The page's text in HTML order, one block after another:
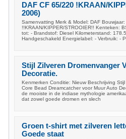
DAF CF 65/220 !KRAAN/
2006)
Samenvatting Merk & Model: DAF
!!KRAAN/KIPPER/STROOIER!! Kenteken:
tot: - Brandstof: Diesel Kilometerstand:
Handgeschakeld Energielabel: - Verbruik: -
Stijl Zilveren Dromenvanger
Decoratie.
Kenmerken Conditie: Nieuw Beschrijving
Core Bead Dreamcatcher voor Muur Auto
de mooiste in de indiase mythologie
dat zowel goede dromen en slech
Groen t-shirt met zilveren
Goede staat